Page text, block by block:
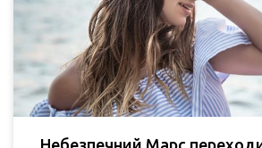
Небезпечний Марс